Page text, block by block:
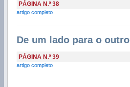
PÁGINA N.º 38
artigo completo
De um lado para o outro
PÁGINA N.º 39
artigo completo